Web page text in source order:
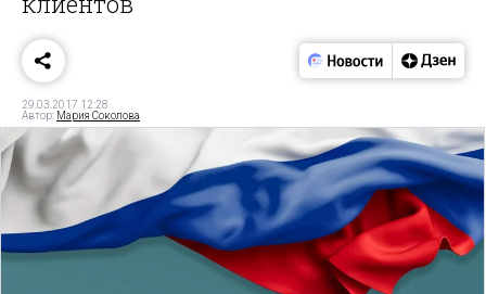
29.03.2017 12:28
Автор: Мария Соколова